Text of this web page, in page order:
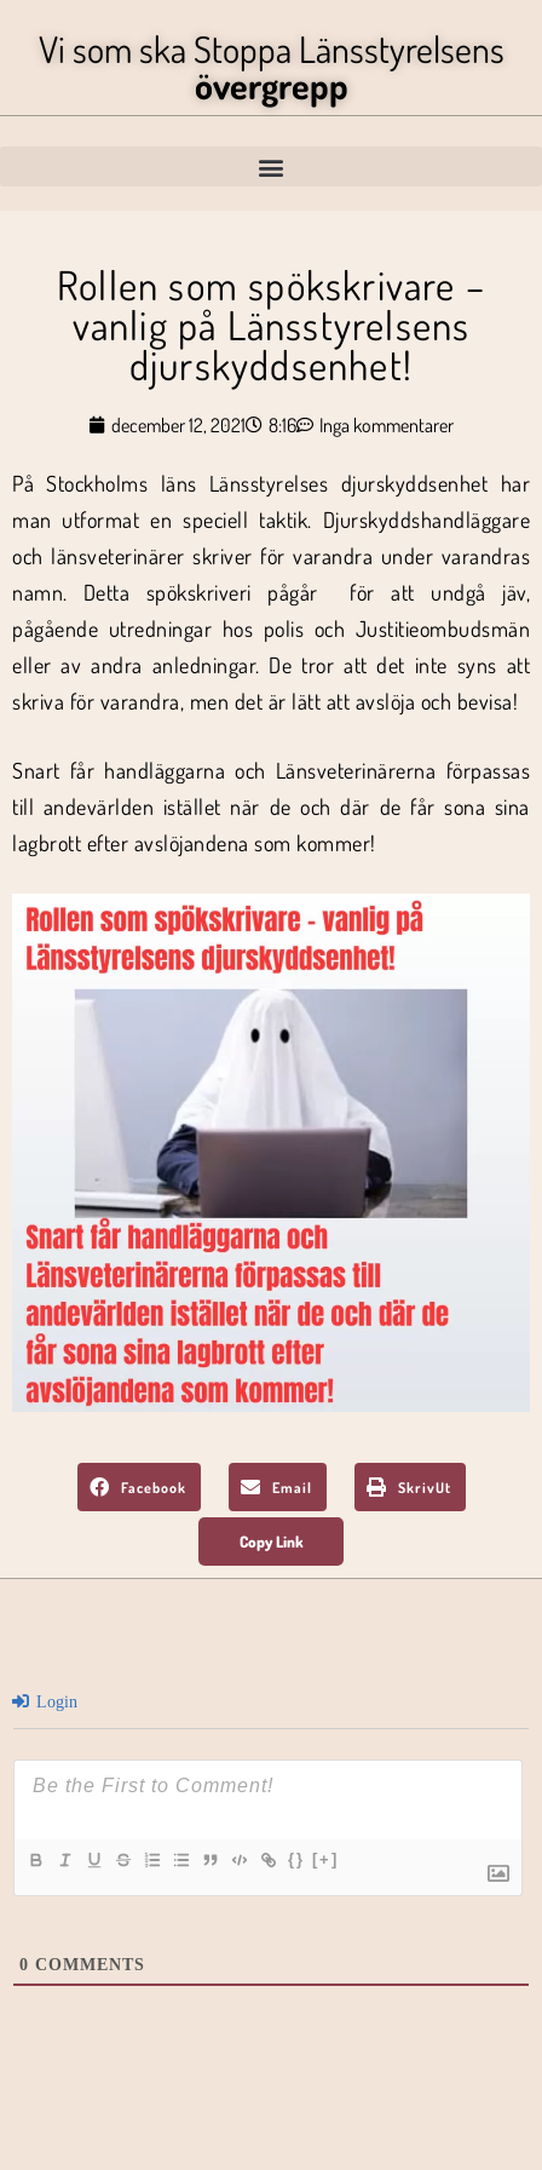
Vi som ska Stoppa Länsstyrelsens
övergrepp
Rollen som spökskrivare –
vanlig på Länsstyrelsens
djurskyddsenhet!
december 12, 2021 8:16 Inga kommentarer
På Stockholms läns Länsstyrelses djurskyddsenhet har
man utformat en speciell taktik. Djurskyddshandläggare
och länsveterinärer skriver för varandra under varandras
namn. Detta spökskriveri pågår för att undgå jäv,
pågående utredningar hos polis och Justitieombudsmän
eller av andra anledningar. De tror att det inte syns att
skriva för varandra, men det är lätt att avslöja och bevisa!
Snart får handläggarna och Länsveterinärerna förpassas
till andevärlden istället när de och där de får sona sina
lagbrott efter avslöjandena som kommer!
Facebook Email SkrivUt
Login
{} [+]
0 COMMENTS